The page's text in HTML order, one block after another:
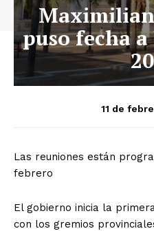
puso fecha
11 de
Las reuniones están
febrero
El gobierno inicia la
con los gremios